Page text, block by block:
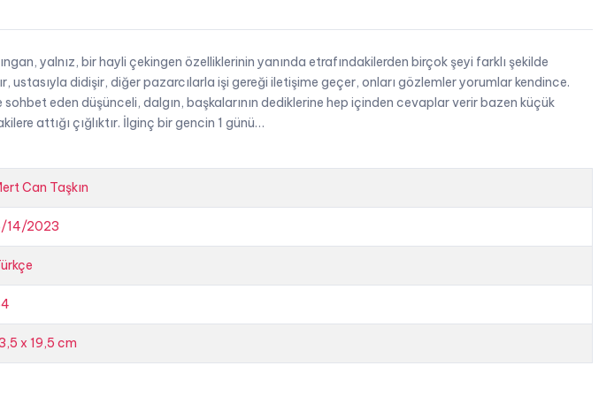
yalnız, bir hayli çekingen özelliklerinin yanında etrafındakilerden birçok şeyi farklı şekilde
didişir, diğer pazarcılarla işi gereği iletişime geçer, onları gözlemler yorumlar kendince.
eden düşünceli, dalgın, başkalarının dediklerine hep içinden cevaplar verir bazen küçük
attığı çığlıktır. İlginç bir gencin 1 günü…
Can Taşkın
14/2023
x 19,5 cm